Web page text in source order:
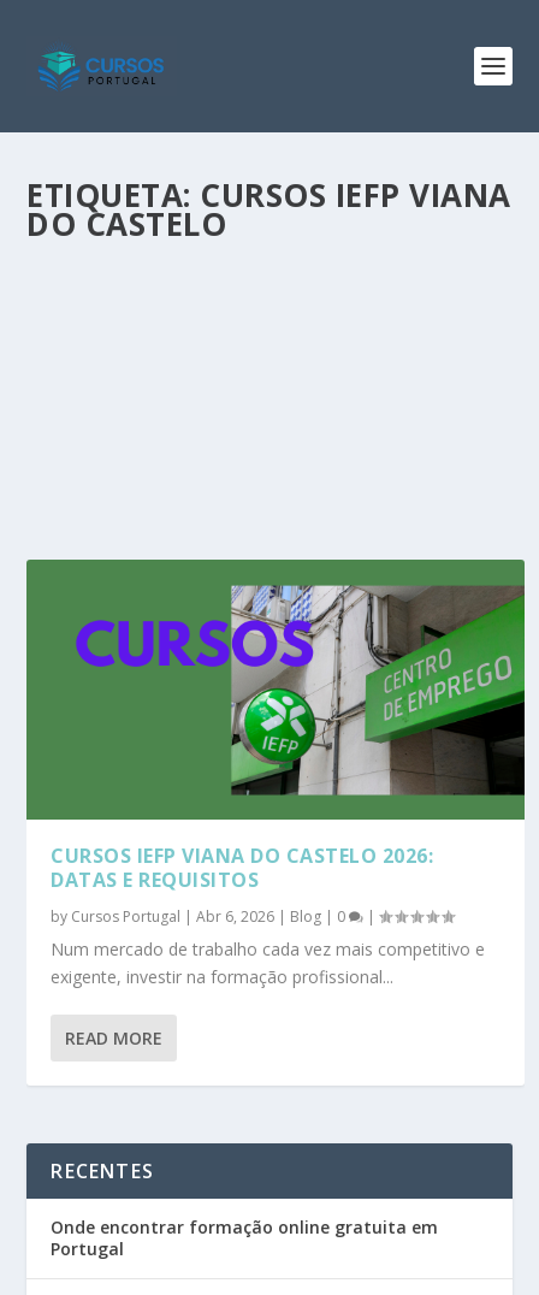
ETIQUETA: CURSOS IEFP VIANA
DO CASTELO
CURSOS IEFP VIANA DO CASTELO 2026:
DATAS E REQUISITOS
by Cursos Portugal |Abr 6, 2026 | Blog | 0 |
Num mercado de trabalho cada vez mais competitivo e
exigente, investir na formação profissional...
READ MORE
RECENTES
Onde encontrar formação online gratuita em
Portugal